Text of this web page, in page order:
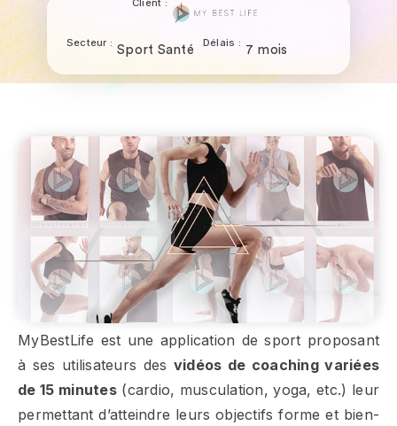
Client :
Secteur :
Sport Santé
Délais :
7 mois
MyBestLife est une application de sport proposant
à ses utilisateurs des vidéos de coaching variées
de 15 minutes(cardio, musculation, yoga, etc.) leur
permettant d’atteindre leurs objectifs forme et bien-